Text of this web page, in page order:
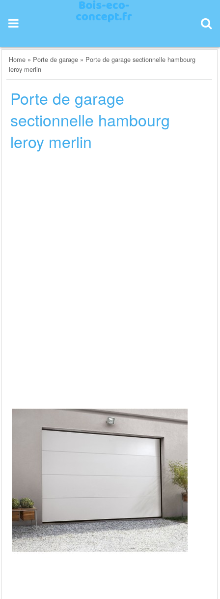
content
Home » Porte de garage » Porte de garage sectionnelle hambourg
leroy merlin
Porte de garage
sectionnelle hambourg
leroy merlin